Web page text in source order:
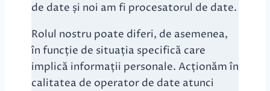
de date și noi am fi procesatorul de date.
Rolul nostru poate diferi, de asemenea,
în funcție de situația specifică care
implică informații personale. Acționăm în
calitatea de operator de date atunci